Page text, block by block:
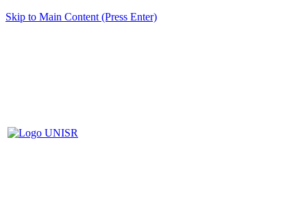
Skip to Main Content (Press Enter)